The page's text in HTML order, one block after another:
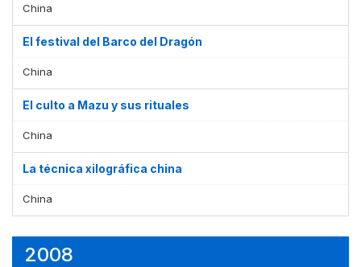
China
El festival del Barco del Dragón
China
El culto a Mazu y sus rituales
China
La técnica xilográfica china
China
2008